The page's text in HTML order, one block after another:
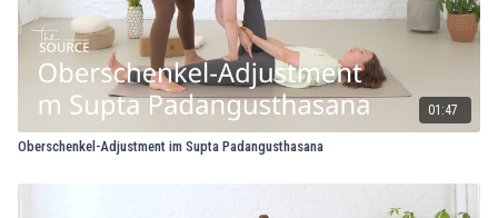
01:47
Oberschenkel-Adjustment im Supta Padangusthasana